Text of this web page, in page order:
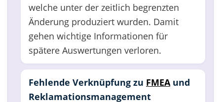
welche unter der zeitlich begrenzten
Änderung produziert wurden. Damit
gehen wichtige Informationen für
spätere Auswertungen verloren.
Fehlende Verknüpfung zu FMEAund
Reklamationsmanagement